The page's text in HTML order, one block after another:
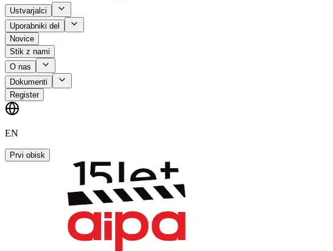
Ustvarjalci
Uporabniki del
Novice
Stik z nami
O nas
Dokumenti
Register
EN
Prvi obisk